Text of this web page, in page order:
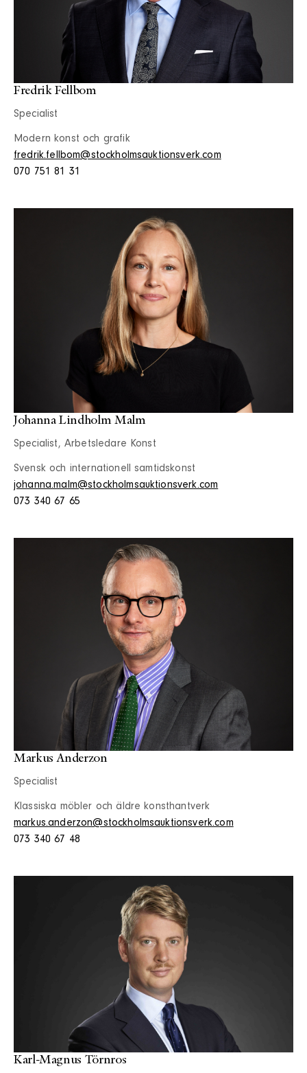
Fredrik Fellbom
Specialist
Modern konst och grafik
fredrik.fellbom@stockholmsauktionsverk.com
070 751 81 31
Johanna Lindholm Malm
Specialist, Arbetsledare Konst
Svensk och internationell samtidskonst
johanna.malm@stockholmsauktionsverk.com
073 340 67 65
Markus Anderzon
Specialist
Klassiska möbler och äldre konsthantverk
markus.anderzon@stockholmsauktionsverk.com
073 340 67 48
Karl-Magnus Törnros